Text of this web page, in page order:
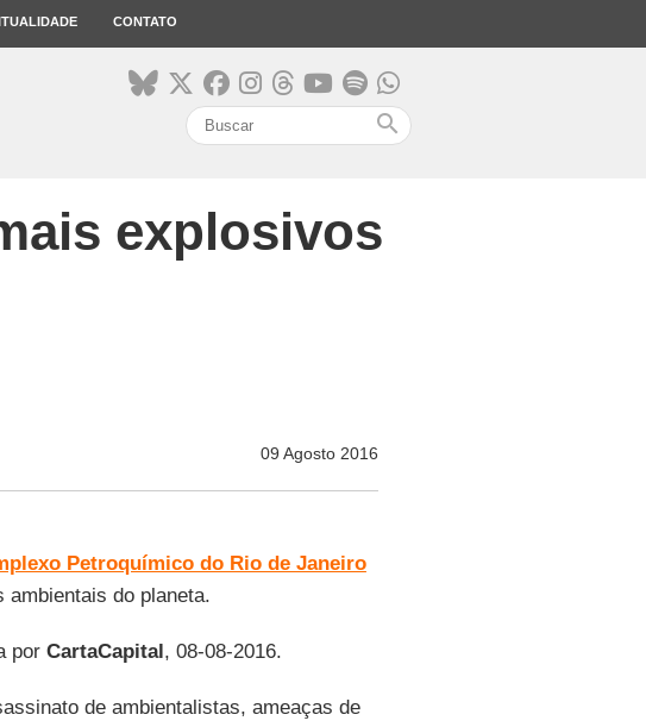
CONTATO
search
explosivos
09 Agosto 2016
Petroquímico do Rio de Janeiro
do planeta.
por CartaCapital, 08-08-2016.
de ambientalistas, ameaças de